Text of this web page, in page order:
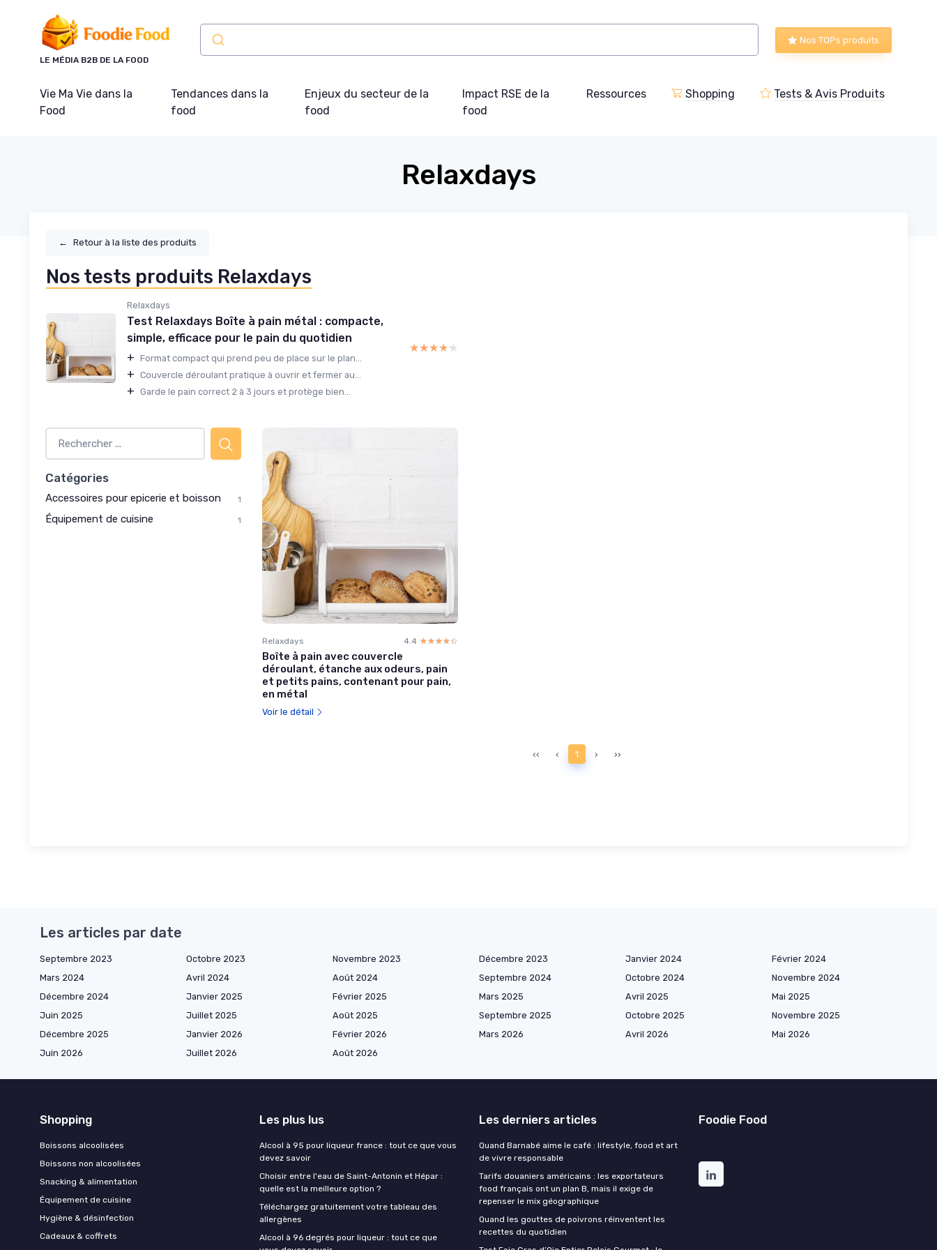
LE MÉDIA B2B DE LA FOOD
Nos TOPs produits
Vie Ma Vie dans la
Food
Tendances dans la
food
Enjeux du secteur de la
food
Impact RSE de la
food
Ressources Shopping Tests & Avis Produits
Relaxdays
← Retour à la liste des produits
Nos tests produits Relaxdays
Relaxdays
Test Relaxdays Boîte à pain métal : compacte,
simple, efficace pour le pain du quotidien
+ Format compact qui prend peu de place sur le plan...
+ Couvercle déroulant pratique à ouvrir et fermer au...
+ Garde le pain correct 2 à 3 jours et protège bien...
★★★★★
★★★★★
Catégories
Accessoires pour epicerie et boisson 1
Équipement de cuisine 1
Relaxdays 4.4 ☆☆☆☆☆
★★★★★
Boîte à pain avec couvercle
déroulant, étanche aux odeurs, pain
et petits pains, contenant pour pain,
en métal
Voir le détail
‹‹ ‹ 1 › ››
Les articles par date
Septembre 2023 Octobre 2023 Novembre 2023 Décembre 2023 Janvier 2024
Février 2024
Mars 2024
Avril 2024 Août 2024 Septembre 2024 Octobre 2024
Novembre 2024
Décembre 2024
Janvier 2025 Février 2025 Mars 2025 Avril 2025
Mai 2025
Juin 2025
Juillet 2025 Août 2025 Septembre 2025 Octobre 2025
Novembre 2025
Décembre 2025
Janvier 2026 Février 2026 Mars 2026 Avril 2026
Mai 2026
Juin 2026
Juillet 2026 Août 2026
Shopping
Boissons alcoolisées
Boissons non alcoolisées
Snacking & alimentation
Équipement de cuisine
Hygiène & désinfection
Cadeaux & coffrets
Les plus lus
Alcool à 95 pour liqueur france : tout ce que vous
devez savoir
Choisir entre l'eau de Saint-Antonin et Hépar :
quelle est la meilleure option ?
Téléchargez gratuitement votre tableau des
allergènes
Alcool à 96 degrés pour liqueur : tout ce que
Les derniers articles
Quand Barnabé aime le café : lifestyle, food et art
de vivre responsable
Tarifs douaniers américains : les exportateurs
food français ont un plan B, mais il exige de
repenser le mix géographique
Quand les gouttes de poivrons réinventent les
recettes du quotidien
Foodie Food